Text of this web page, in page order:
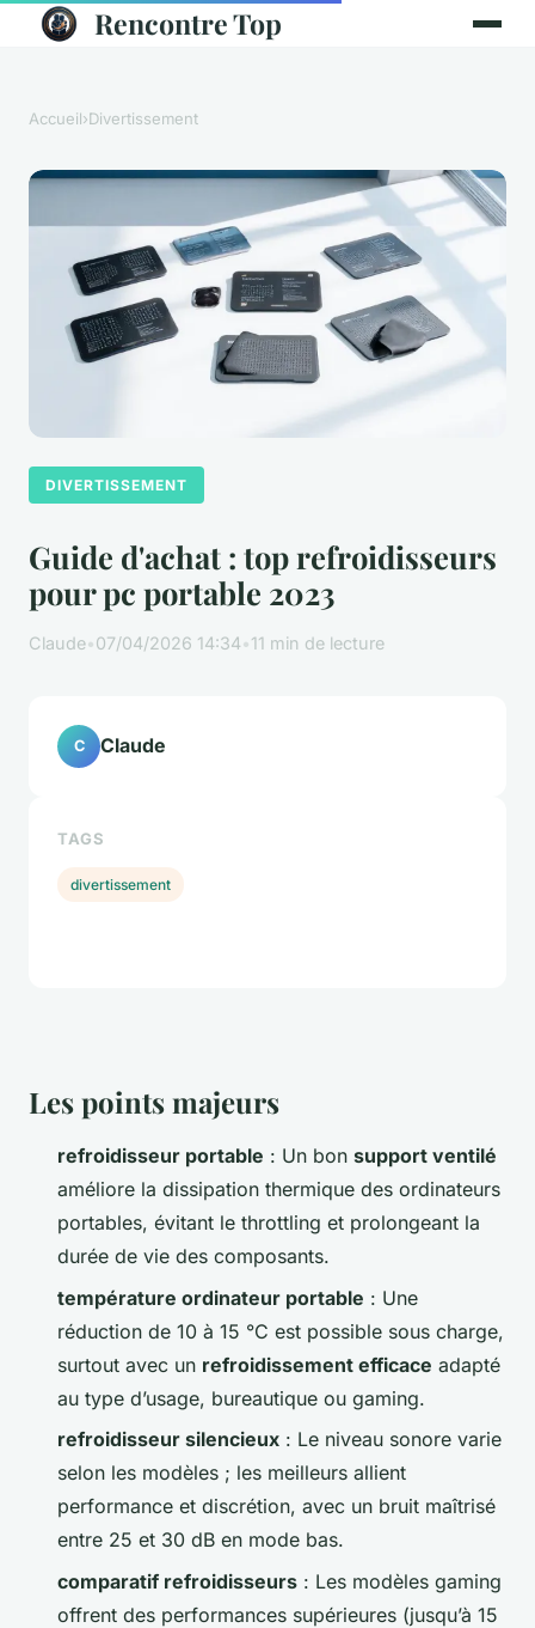
Rencontre Top
Accueil›Divertissement
DIVERTISSEMENT
Guide d'achat : top refroidisseurs
pour pc portable 2023
Claude•07/04/2026 14:34•11 min de lecture
Les points majeurs
refroidisseur portable : Un bon support ventilé
améliore la dissipation thermique des ordinateurs
portables, évitant le throttling et prolongeant la
durée de vie des composants.
température ordinateur portable : Une
réduction de 10 à 15 °C est possible sous charge,
surtout avec un refroidissement efficace adapté
au type d’usage, bureautique ou gaming.
refroidisseur silencieux : Le niveau sonore varie
selon les modèles ; les meilleurs allient
performance et discrétion, avec un bruit maîtrisé
entre 25 et 30 dB en mode bas.
comparatif refroidisseurs : Les modèles gaming
offrent des performances supérieures (jusqu’à 15
C Claude
TAGS
divertissement